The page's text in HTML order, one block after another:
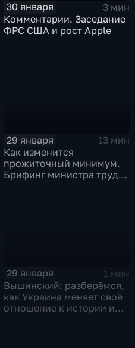
30 января
3 мин
Комментарии. Заседание
ФРС США и рост Apple
29 января
13 мин
Как изменится
прожиточный минимум.
Брифинг министра труда
29 января
1 мин
Вышинский: разберёмся,
как Украина меняет своё
отношение к истории и